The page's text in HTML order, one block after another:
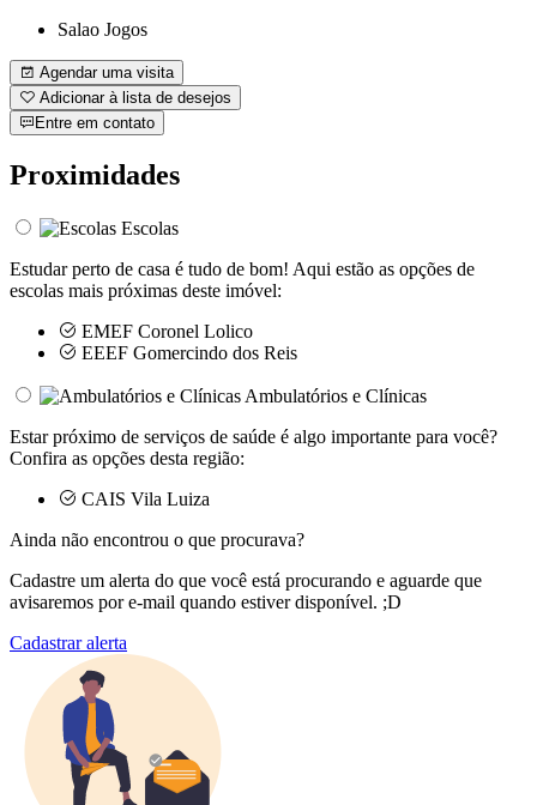
Salao Jogos
Agendar uma visita
Adicionar à lista de desejos
Entre em contato
Proximidades
Escolas
Estudar perto de casa é tudo de bom! Aqui estão as opções de
escolas mais próximas deste imóvel:
EMEF Coronel Lolico
EEEF Gomercindo dos Reis
Ambulatórios e Clínicas
Estar próximo de serviços de saúde é algo importante para você?
Confira as opções desta região:
CAIS Vila Luiza
Ainda não encontrou o que procurava?
Cadastre um alerta do que você está procurando e aguarde que
avisaremos por e-mail quando estiver disponível. ;D
Cadastrar alerta